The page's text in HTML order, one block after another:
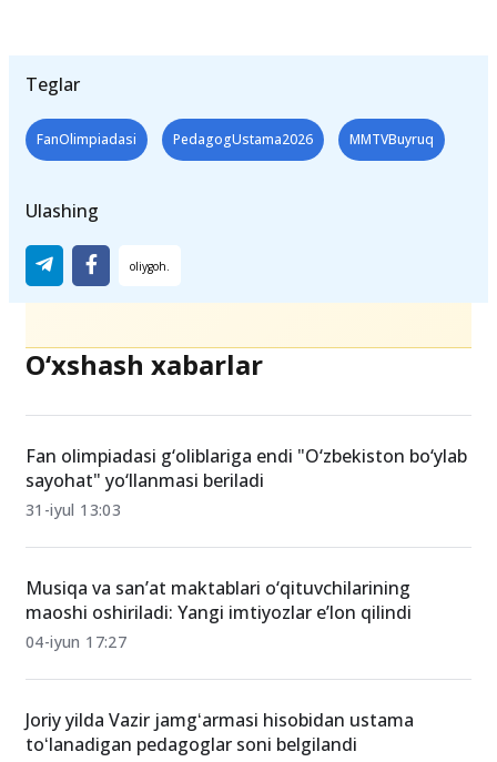
Teglar
FanOlimpiadasi PedagogUstama2026 MMTVBuyruq
Ulashing
O‘xshash xabarlar
Fan olimpiadasi g‘oliblariga endi "O‘zbekiston bo‘ylab
sayohat" yo‘llanmasi beriladi
31-iyul 13:03
Musiqa va san’at maktablari o‘qituvchilarining
maoshi oshiriladi: Yangi imtiyozlar e’lon qilindi
04-iyun 17:27
Joriy yilda Vazir jamgʻarmasi hisobidan ustama
toʻlanadigan pedagoglar soni belgilandi